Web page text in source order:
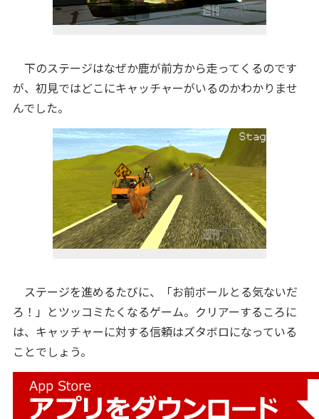
下のステージはなぜか鹿が前方から走ってくるのです
が、初見ではどこにキャッチャーがいるのかわかりませ
んでした。
ステージを進めるたびに、「お前ボールとる気ないだ
ろ！」とツッコミたくなるゲーム。クリアーするころに
は、キャッチャーに対する信頼はズタボロになっている
ことでしょう。